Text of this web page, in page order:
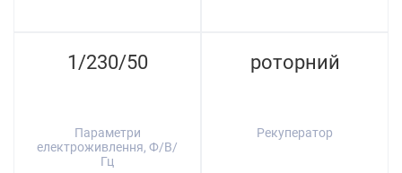
1/230/50
Параметри
електроживлення, Ф/В/
Гц
роторний
Рекуператор